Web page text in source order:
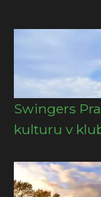
Swingers
kulturu v